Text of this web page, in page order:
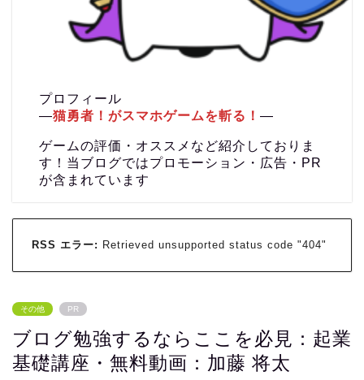
プロフィール
―猫勇者！がスマホゲームを斬る！―
ゲームの評価・オススメなど紹介しておりま
す！当ブログではプロモーション・広告・PR
が含まれています
RSS エラー: Retrieved unsupported status code "404"
その他 PR
ブログ勉強するならここを必見：起業
基礎講座・無料動画：加藤 将太